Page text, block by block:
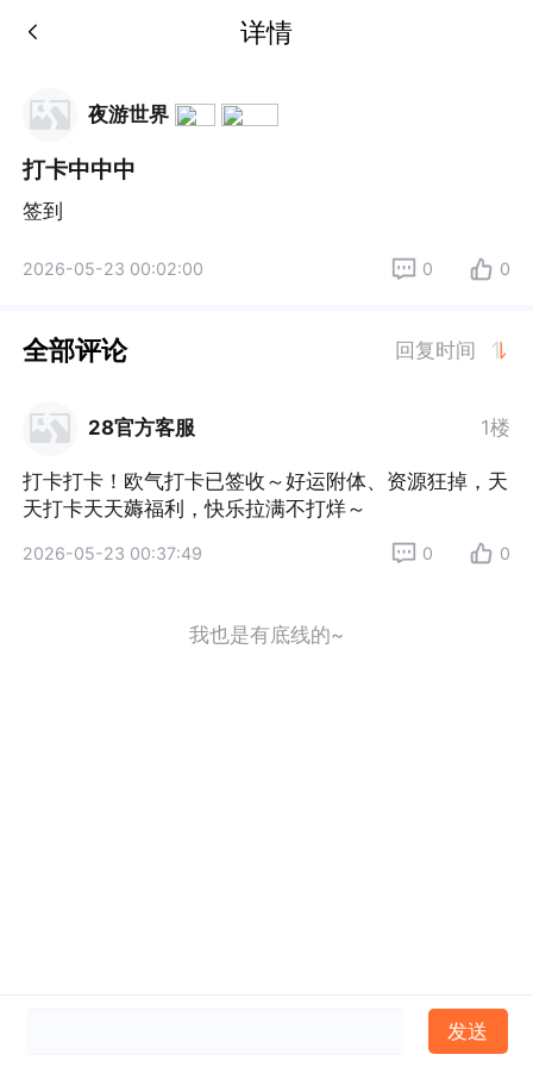
详情
夜游世界
打卡中中中
签到
2026-05-23 00:02:00 0 0
全部评论 回复时间
28官方客服 1楼
打卡打卡！欧气打卡已签收～好运附体、资源狂掉，天
天打卡天天薅福利，快乐拉满不打烊～
2026-05-23 00:37:49 0 0
我也是有底线的~
发送